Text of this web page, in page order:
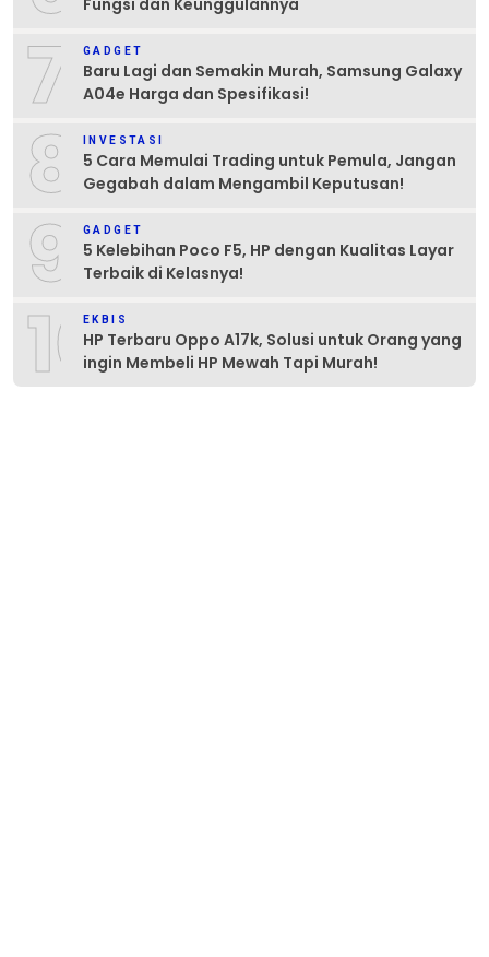
Fungsi dan Keunggulannya
7 GADGET
Baru Lagi dan Semakin Murah, Samsung Galaxy
A04e Harga dan Spesifikasi!
8 INVESTASI
5 Cara Memulai Trading untuk Pemula, Jangan
Gegabah dalam Mengambil Keputusan!
9 GADGET
5 Kelebihan Poco F5, HP dengan Kualitas Layar
Terbaik di Kelasnya!
10EKBIS
HP Terbaru Oppo A17k, Solusi untuk Orang yang
ingin Membeli HP Mewah Tapi Murah!